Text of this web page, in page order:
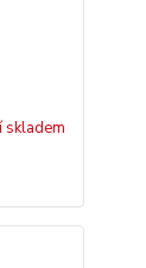
skladem